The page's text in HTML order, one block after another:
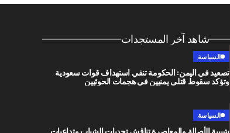
شاهد آخر المستجدات
السياسة
تصعيد في اليمن: الحكومة تنفي استهداف قوات سعودية
وتؤكد سقوط قتلى يمنيين في هجمات الحوثيين
السياسة
شبيبة الأصالة والمعاصرة تناقش تحديات الشباب وتداعيات